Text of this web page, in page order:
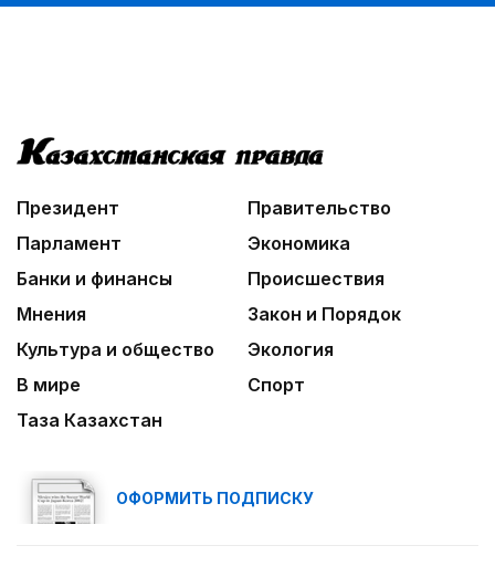
Взгляд со стороны
Президент
Правительство
Парламент
Экономика
Банки и финансы
Происшествия
Мнения
Закон и Порядок
Культура и общество
Экология
В мире
Спорт
Таза Казахстан
ОФОРМИТЬ ПОДПИСКУ